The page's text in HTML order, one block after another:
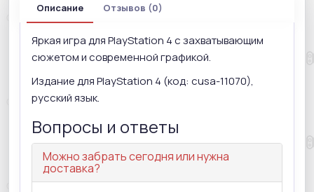
Описание Отзывов (0)
Яркая игра для PlayStation 4 с захватывающим
сюжетом и современной графикой.
Издание для PlayStation 4 (код: cusa-11070),
русский язык.
Вопросы и ответы
Можно забрать сегодня или нужна
доставка?